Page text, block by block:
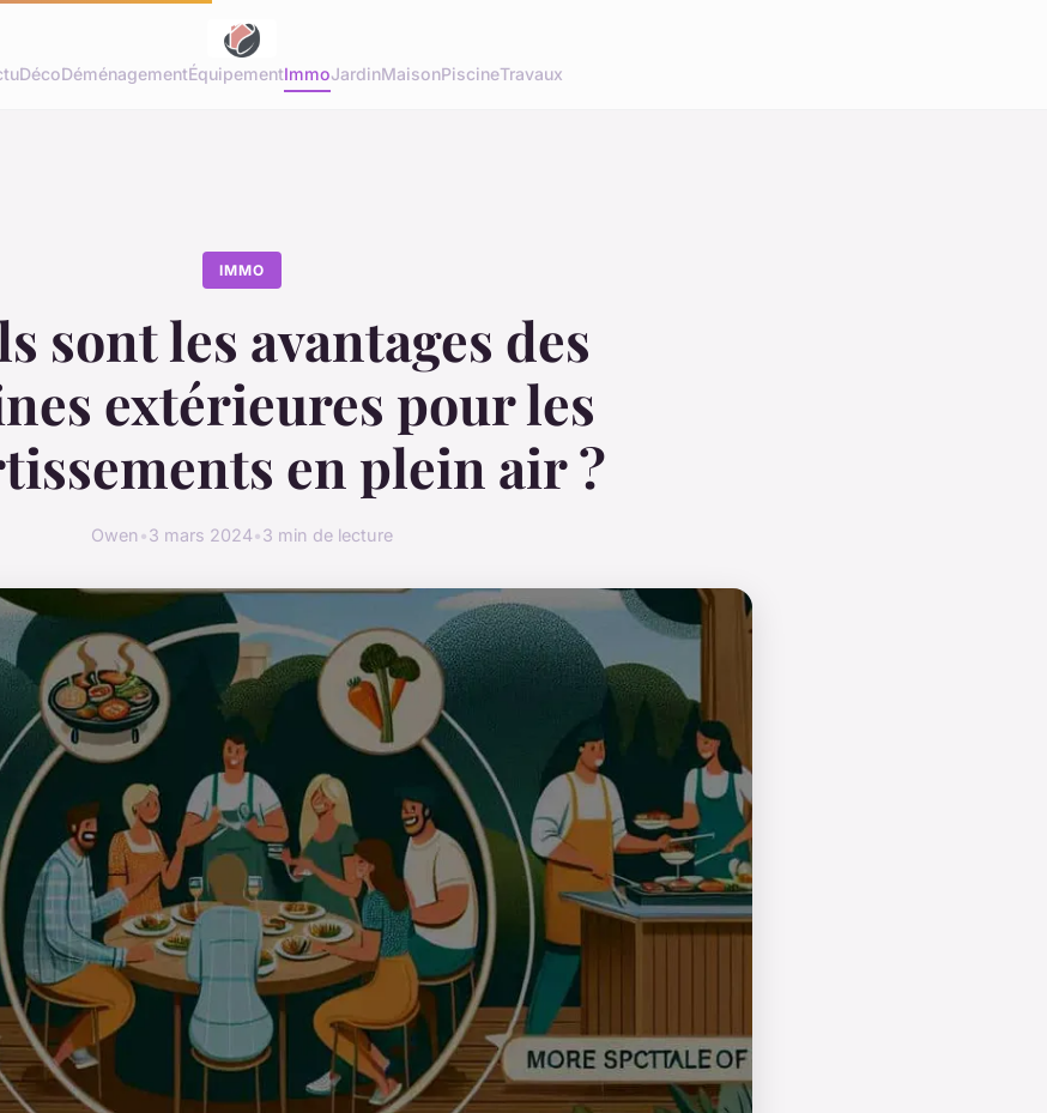
DécoDéménagementÉquipementImmoJardinMaisonPiscineTravaux
IMMO
sont les avantages des
extérieures pour les
en plein air ?
Owen•3 mars 2024•3 min de lecture